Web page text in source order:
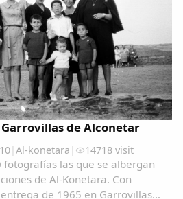
de Alconetar
| Al-konetara | 14718 visit
fotografías las que se albergan
de Al-Konetara. Con
de 1965 en Garrovillas